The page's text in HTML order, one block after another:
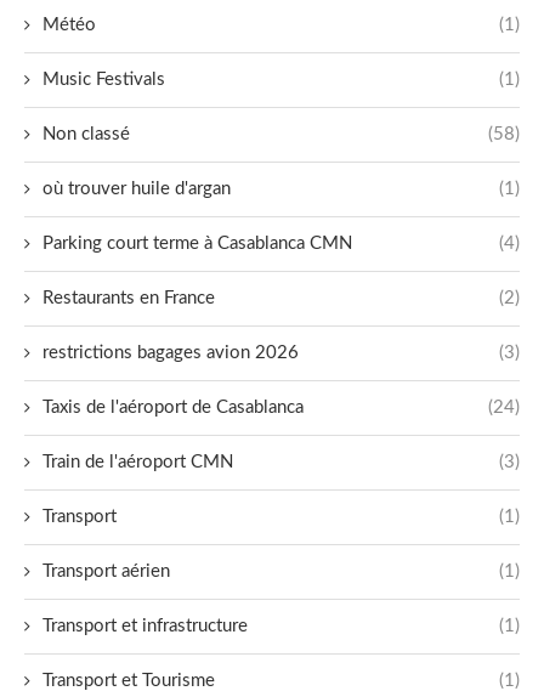
Météo (1)
Music Festivals (1)
Non classé (58)
où trouver huile d'argan (1)
Parking court terme à Casablanca CMN (4)
Restaurants en France (2)
restrictions bagages avion 2026 (3)
Taxis de l'aéroport de Casablanca (24)
Train de l'aéroport CMN (3)
Transport (1)
Transport aérien (1)
Transport et infrastructure (1)
Transport et Tourisme (1)